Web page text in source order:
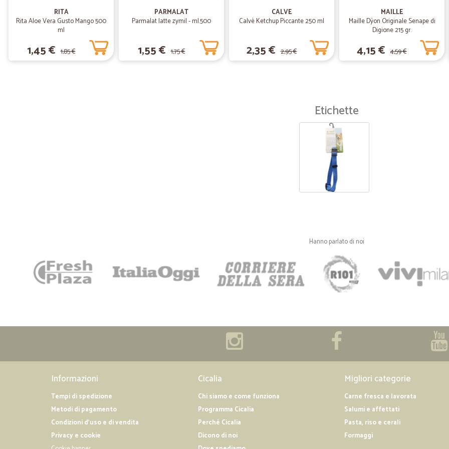
Servizio clienti eccellente
Paolo D.
Ottimo Servizio
Veloce ed efficiente
Merce inviata molto
Merce inviata molto celermente.
RITA
Rita Aloe Vera Gusto Mango 500
ml
1,45 € 1,85 €
PARMALAT
Parmalat latte zymil - ml.500
1,55 € 1,75 €
CALVE
Calvè Ketchup Piccante 250 ml
2,35 € 2,95 €
MAILLE
Maille Dÿon Originale Senape di
Digione 215 gr.
4,15 € 4,59 €
Etichette
Hanno parlato di noi
Informazioni
Tempi di spedizione
Metodi di pagamento
Condizioni d'uso e di vendita
Privacy e cookie
Cicalia
Chi siamo e come funziona
Programma Cicalia
Perché Cicalia
Dicono di noi
Migliori categorie
Carne fresca e lavorata
Salumi e affettati
Pasta, riso e cerali
Formaggi